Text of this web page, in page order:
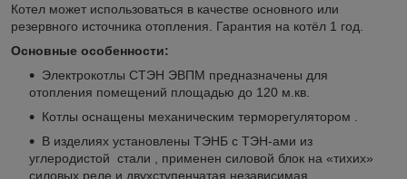
Котел может использоваться в качестве основного или
резервного источника отопления. Гарантия на котёл 1 год.
Основные особенности:
Электрокотлы СТЭН ЭВПМ предназначены для
отопления помещений площадью до 120 м.кв.
Котлы оснащены механическим терморегулятором .
В изделиях установлены ТЭНБ с ТЭН-ами из
углеродистой стали , применен силовой блок на «тихих»
силовых реле и двухступенчатая независимая